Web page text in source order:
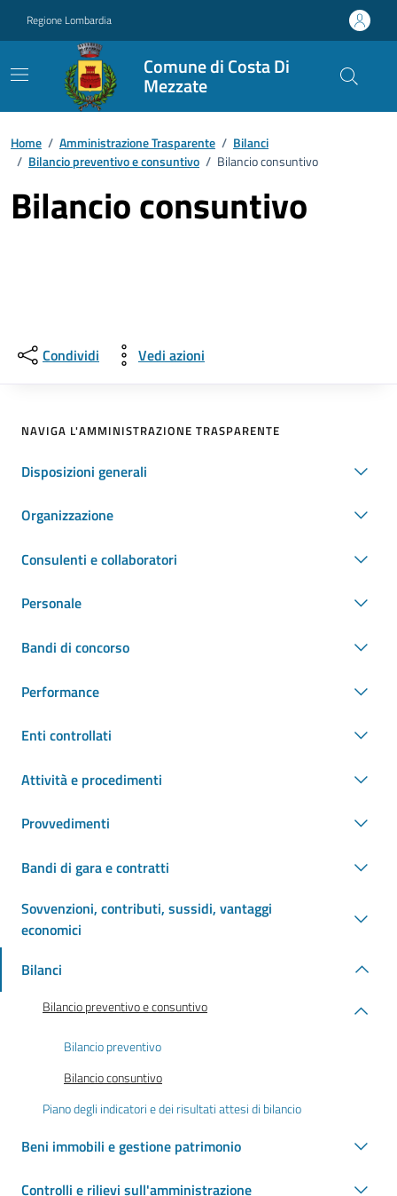
Regione Lombardia
Comune di Costa Di
Mezzate
Home / Amministrazione Trasparente / Bilanci
/ Bilancio preventivo e consuntivo / Bilancio consuntivo
Bilancio consuntivo
Condividi Vedi azioni
NAVIGA L'AMMINISTRAZIONE TRASPARENTE
Disposizioni generali
Organizzazione
Consulenti e collaboratori
Personale
Bandi di concorso
Performance
Enti controllati
Attività e procedimenti
Provvedimenti
Bandi di gara e contratti
Sovvenzioni, contributi, sussidi, vantaggi
economici
Bilanci
Bilancio preventivo e consuntivo
Bilancio preventivo
Bilancio consuntivo
Piano degli indicatori e dei risultati attesi di bilancio
Beni immobili e gestione patrimonio
Controlli e rilievi sull'amministrazione